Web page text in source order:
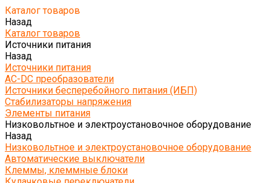
Каталог товаров
Назад
Каталог товаров
Источники питания
Назад
Источники питания
AC-DC преобразователи
Источники бесперебойного питания (ИБП)
Стабилизаторы напряжения
Элементы питания
Низковольтное и электроустановочное оборудование
Назад
Низковольтное и электроустановочное оборудование
Автоматические выключатели
Клеммы, клеммные блоки